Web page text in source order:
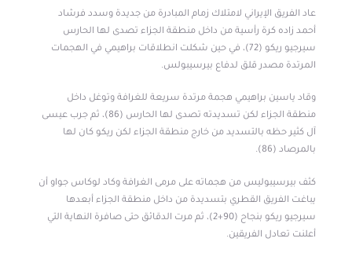
عاد الفريق الإيراني لامتلاك زمام المبادرة من جديدة وسدد فرشاد
أحمد زاده كرة رأسية من داخل منطقة الجزاء تصدى لها الحارس
سيرجيو ريكو (72)، في حين شكلت انطلاقات براهيمي في الهجمات
المرتدة مصدر قلق لدفاع بيرسيبولس.
وقاد ياسين براهيمي هجمة مرتدة سريعة للغرافة وتوغل داخل
منطقة الجزاء لكن تسديدته تصدى لها الحارس (86)، ثم جرب عيسى
آل كثير حظه بالتسديد من خارج منطقة الجزاء لكن ريكو كان لها
بالمرصاد (86).
كثف بيرسيبوليس من هجماته على مرمى الغرافة وكاد لوكاس جواو أن
يباغت الفريق القطري بتسديدة من داخل منطقة الجزاء أبعدها
سيرجيو ريكو بنجاح (90+2)، ثم مرت الدقائق حتى صافرة النهاية التي
أعلنت تعادل الفريقين.